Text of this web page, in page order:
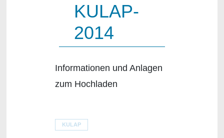
KULAP-
2014
Informationen und Anlagen
zum Hochladen
KULAP